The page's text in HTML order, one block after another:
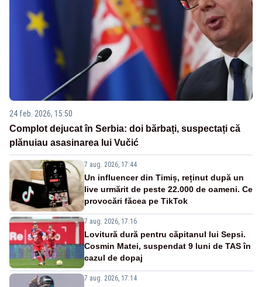
24 feb. 2026, 15:50
Complot dejucat în Serbia: doi bărbați, suspectați că
plănuiau asasinarea lui Vučić
7 aug. 2026, 17:44
Un influencer din Timiș, reținut după un
live urmărit de peste 22.000 de oameni. Ce
provocări făcea pe TikTok
7 aug. 2026, 17:16
Lovitură dură pentru căpitanul lui Sepsi.
Cosmin Matei, suspendat 9 luni de TAS în
cazul de dopaj
7 aug. 2026, 17:14